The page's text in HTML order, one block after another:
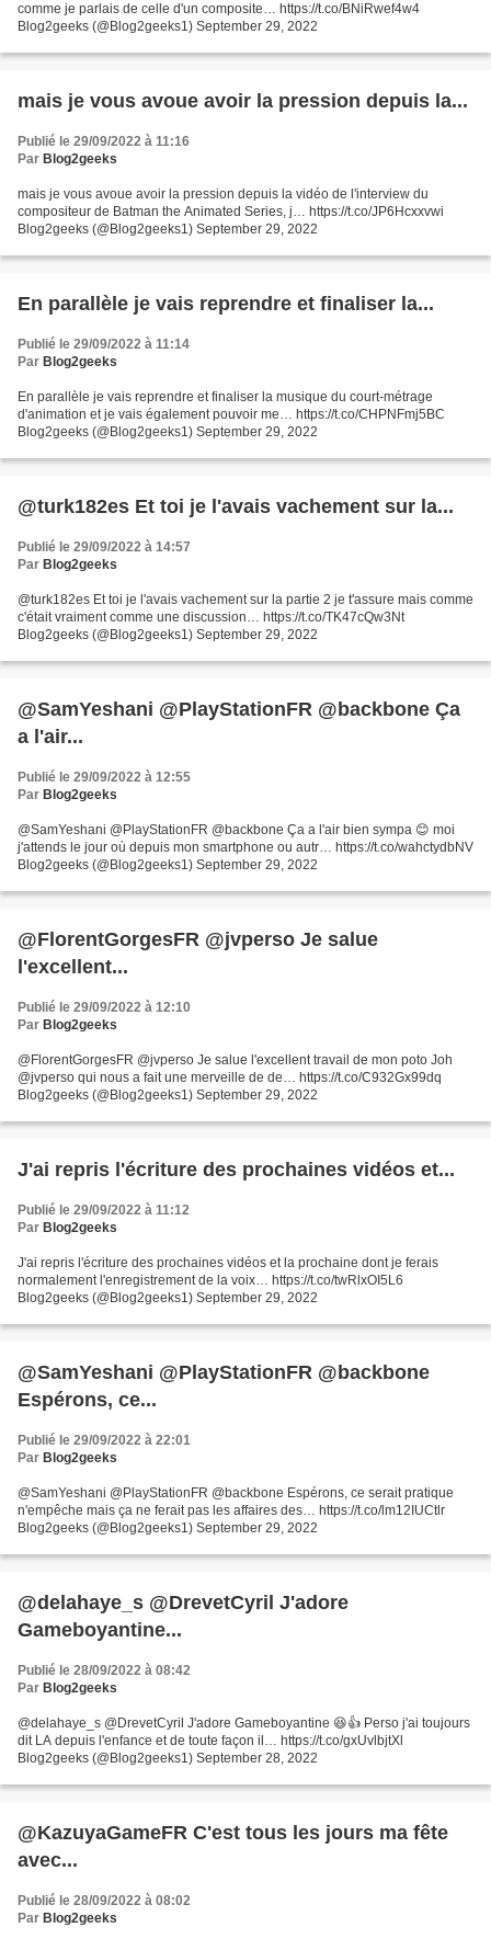
comme je parlais de celle d'un composite… https://t.co/BNiRwef4w4
Blog2geeks (@Blog2geeks1) September 29, 2022
mais je vous avoue avoir la pression depuis la...
Publié le 29/09/2022 à 11:16
Par Blog2geeks
mais je vous avoue avoir la pression depuis la vidéo de l'interview du
compositeur de Batman the Animated Series, j… https://t.co/JP6Hcxxvwi
Blog2geeks (@Blog2geeks1) September 29, 2022
En parallèle je vais reprendre et finaliser la...
Publié le 29/09/2022 à 11:14
Par Blog2geeks
En parallèle je vais reprendre et finaliser la musique du court-métrage
d'animation et je vais également pouvoir me… https://t.co/CHPNFmj5BC
Blog2geeks (@Blog2geeks1) September 29, 2022
@turk182es Et toi je l'avais vachement sur la...
Publié le 29/09/2022 à 14:57
Par Blog2geeks
@turk182es Et toi je l'avais vachement sur la partie 2 je t'assure mais comme
c'était vraiment comme une discussion… https://t.co/TK47cQw3Nt
Blog2geeks (@Blog2geeks1) September 29, 2022
@SamYeshani @PlayStationFR @backbone Ça
a l'air...
Publié le 29/09/2022 à 12:55
Par Blog2geeks
@SamYeshani @PlayStationFR @backbone Ça a l'air bien sympa 😊 moi
j'attends le jour où depuis mon smartphone ou autr… https://t.co/wahctydbNV
Blog2geeks (@Blog2geeks1) September 29, 2022
@FlorentGorgesFR @jvperso Je salue
l'excellent...
Publié le 29/09/2022 à 12:10
Par Blog2geeks
@FlorentGorgesFR @jvperso Je salue l'excellent travail de mon poto Joh
@jvperso qui nous a fait une merveille de de… https://t.co/C932Gx99dq
Blog2geeks (@Blog2geeks1) September 29, 2022
J'ai repris l'écriture des prochaines vidéos et...
Publié le 29/09/2022 à 11:12
Par Blog2geeks
J'ai repris l'écriture des prochaines vidéos et la prochaine dont je ferais
normalement l'enregistrement de la voix… https://t.co/twRlxOI5L6
Blog2geeks (@Blog2geeks1) September 29, 2022
@SamYeshani @PlayStationFR @backbone
Espérons, ce...
Publié le 29/09/2022 à 22:01
Par Blog2geeks
@SamYeshani @PlayStationFR @backbone Espérons, ce serait pratique
n'empêche mais ça ne ferait pas les affaires des… https://t.co/lm12IUCtlr
Blog2geeks (@Blog2geeks1) September 29, 2022
@delahaye_s @DrevetCyril J'adore
Gameboyantine...
Publié le 28/09/2022 à 08:42
Par Blog2geeks
@delahaye_s @DrevetCyril J'adore Gameboyantine 😆👍 Perso j'ai toujours
dit LA depuis l'enfance et de toute façon il… https://t.co/gxUvlbjtXl
Blog2geeks (@Blog2geeks1) September 28, 2022
@KazuyaGameFR C'est tous les jours ma fête
avec...
Publié le 28/09/2022 à 08:02
Par Blog2geeks